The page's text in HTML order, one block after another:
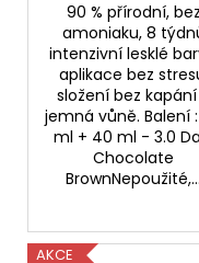
90 % přírodní, bez
amoniaku, 8
intenzivní lesklé
aplikace bez
složení bez
jemná vůně. Balení
ml + 40 ml - 3.0
Chocolate
BrownNepoužité,...
AKCE